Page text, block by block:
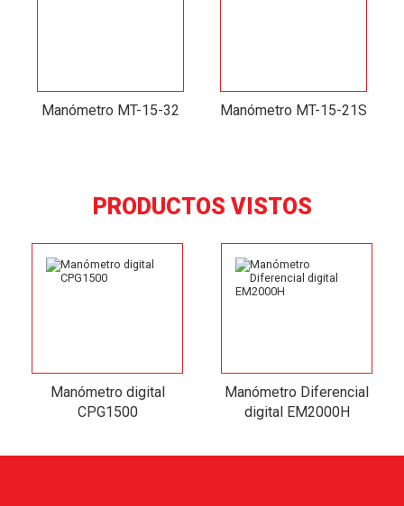
Manómetro MT-15-32 Manómetro MT-15-21S
PRODUCTOS VISTOS
Manómetro digital
CPG1500
Manómetro Diferencial
digital EM2000H